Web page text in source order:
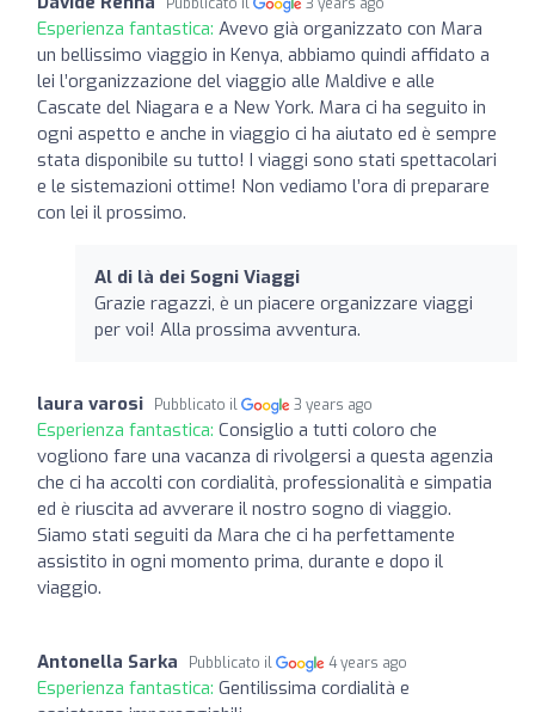
Esperienza fantastica: Avevo già organizzato con Mara
un bellissimo viaggio in Kenya, abbiamo quindi affidato a
lei l’organizzazione del viaggio alle Maldive e alle
Cascate del Niagara e a New York. Mara ci ha seguito in
ogni aspetto e anche in viaggio ci ha aiutato ed è sempre
stata disponibile su tutto! I viaggi sono stati spettacolari
e le sistemazioni ottime! Non vediamo l’ora di preparare
con lei il prossimo.
Al di là dei Sogni Viaggi
Grazie ragazzi, è un piacere organizzare viaggi
per voi! Alla prossima avventura.
laura varosi Pubblicato il 3 years ago
Esperienza fantastica: Consiglio a tutti coloro che
vogliono fare una vacanza di rivolgersi a questa agenzia
che ci ha accolti con cordialità, professionalità e simpatia
ed è riuscita ad avverare il nostro sogno di viaggio.
Siamo stati seguiti da Mara che ci ha perfettamente
assistito in ogni momento prima, durante e dopo il
viaggio.
Antonella Sarka Pubblicato il 4 years ago
Esperienza fantastica: Gentilissima cordialità e